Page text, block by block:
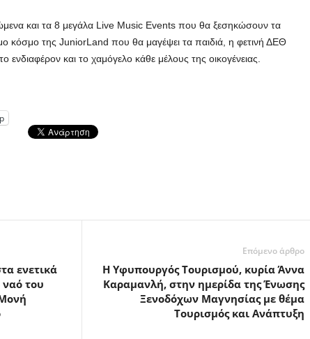
και τα 8 μεγάλα Live Music Events που θα ξεσηκώσουν τα
κόσμο της JuniorLand που θα μαγέψει τα παιδιά, η φετινή ΔΕΘ
ενδιαφέρον και το χαμόγελο κάθε μέλους της οικογένειας.
ενετικά
ναό του
Επόμενο άρθρο
H Υφυπουργός Τουρισμού, κυρία Άννα
Καραμανλή, στην ημερίδα της Ένωσης
Ξενοδόχων Μαγνησίας με θέμα
Τουρισμός και Ανάπτυξη